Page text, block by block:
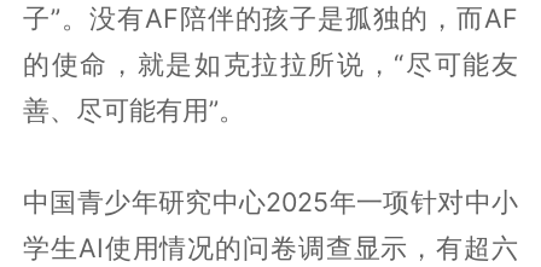
子”。没有AF陪伴的孩子是孤独的，而AF
的使命，就是如克拉拉所说，“尽可能友
善、尽可能有用”。
中国青少年研究中心2025年一项针对中小
学生AI使用情况的问卷调查显示，有超六